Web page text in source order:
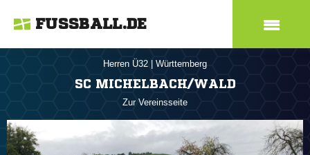
FUSSBALL.DE
Herren Ü32 Württemberg
SC MICHELBACH/WALD
Zur Vereinsseite